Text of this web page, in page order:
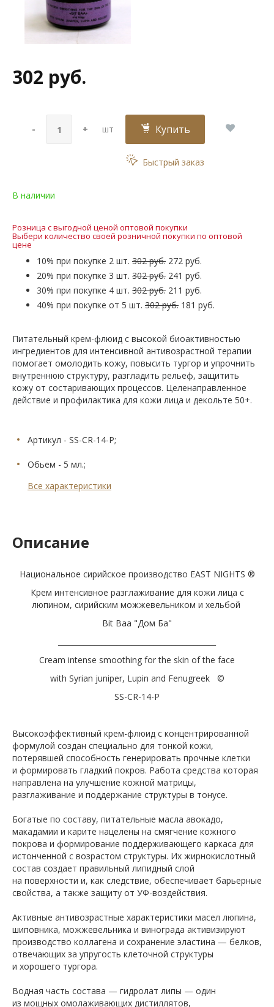
302 руб.
- + шт Купить
Быстрый заказ
В наличии
Розница с выгодной ценой оптовой покупки
Выбери количество своей розничной покупки по оптовой
цене
10% при покупке 2 шт. 302 руб. 272 руб.
20% при покупке 3 шт. 302 руб. 241 руб.
30% при покупке 4 шт. 302 руб. 211 руб.
40% при покупке от 5 шт. 302 руб. 181 руб.
Питательный крем-флюид с высокой биоактивностью
ингредиентов для интенсивной антивозрастной терапии
помогает омолодить кожу, повысить тургор и упрочнить
внутреннюю структуру, разгладить рельеф, защитить
кожу от состаривающих процессов. Целенаправленное
действие и профилактика для кожи лица и декольте 50+.
Артикул - SS-CR-14-P;
Обьем - 5 мл.;
Все характеристики
Описание
Национальное сирийское производство EAST NIGHTS ®
Крем интенсивное разглаживание для кожи лица с
люпином, сирийским можжевельником и хельбой
Bit Baa "Дом Ба"
Cream intense smoothing for the skin of the face
with Syrian juniper, Lupin and Fenugreek ©
SS-CR-14-P
Высокоэффективный крем-флюид с концентрированной
формулой создан специально для тонкой кожи,
потерявшей способность генерировать прочные клетки
и формировать гладкий покров. Работа средства которая
направлена на улучшение кожной матрицы,
разглаживание и поддержание структуры в тонусе.
Богатые по составу, питательные масла авокадо,
макадамии и карите нацелены на смягчение кожного
покрова и формирование поддерживающего каркаса для
истонченной с возрастом структуры. Их жирнокислотный
состав создает правильный липидный слой
на поверхности и, как следствие, обеспечивает барьерные
свойства, а также защиту от УФ-воздействия.
Активные антивозрастные характеристики масел люпина,
шиповника, можжевельника и винограда активизируют
производство коллагена и сохранение эластина — белков,
отвечающих за упругость клеточной структуры
и хорошего тургора.
Водная часть состава — гидролат липы — один
из мощных омолаживающих дистиллятов,